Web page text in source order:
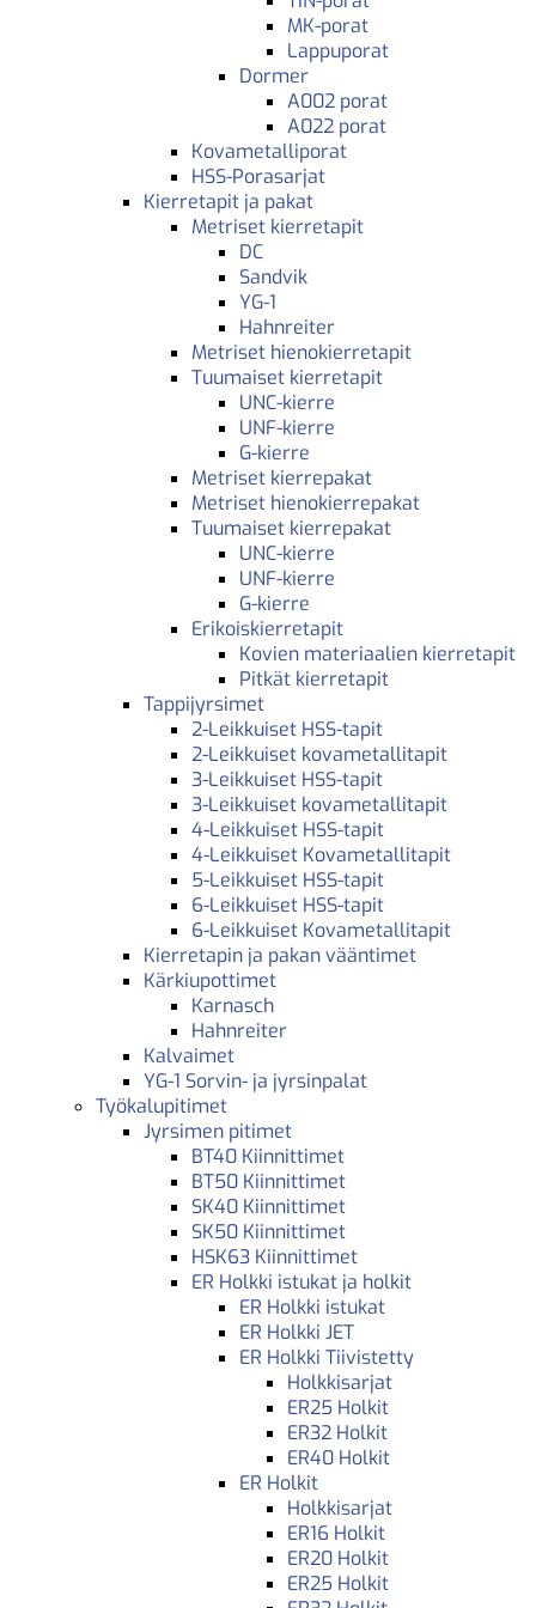
MK-porat
Lappuporat
Dormer
A002 porat
A022 porat
Kovametalliporat
HSS-Porasarjat
Kierretapit ja pakat
Metriset kierretapit
DC
Sandvik
YG-1
Hahnreiter
Metriset hienokierretapit
Tuumaiset kierretapit
UNC-kierre
UNF-kierre
G-kierre
Metriset kierrepakat
Metriset hienokierrepakat
Tuumaiset kierrepakat
UNC-kierre
UNF-kierre
G-kierre
Erikoiskierretapit
Kovien materiaalien kierretapit
Pitkät kierretapit
Tappijyrsimet
2-Leikkuiset HSS-tapit
2-Leikkuiset kovametallitapit
3-Leikkuiset HSS-tapit
3-Leikkuiset kovametallitapit
4-Leikkuiset HSS-tapit
4-Leikkuiset Kovametallitapit
5-Leikkuiset HSS-tapit
6-Leikkuiset HSS-tapit
6-Leikkuiset Kovametallitapit
Kierretapin ja pakan vääntimet
Kärkiupottimet
Karnasch
Hahnreiter
Kalvaimet
YG-1 Sorvin- ja jyrsinpalat
Työkalupitimet
Jyrsimen pitimet
BT40 Kiinnittimet
BT50 Kiinnittimet
SK40 Kiinnittimet
SK50 Kiinnittimet
HSK63 Kiinnittimet
ER Holkki istukat ja holkit
ER Holkki istukat
ER Holkki JET
ER Holkki Tiivistetty
Holkkisarjat
ER25 Holkit
ER32 Holkit
ER40 Holkit
ER Holkit
Holkkisarjat
ER16 Holkit
ER20 Holkit
ER25 Holkit